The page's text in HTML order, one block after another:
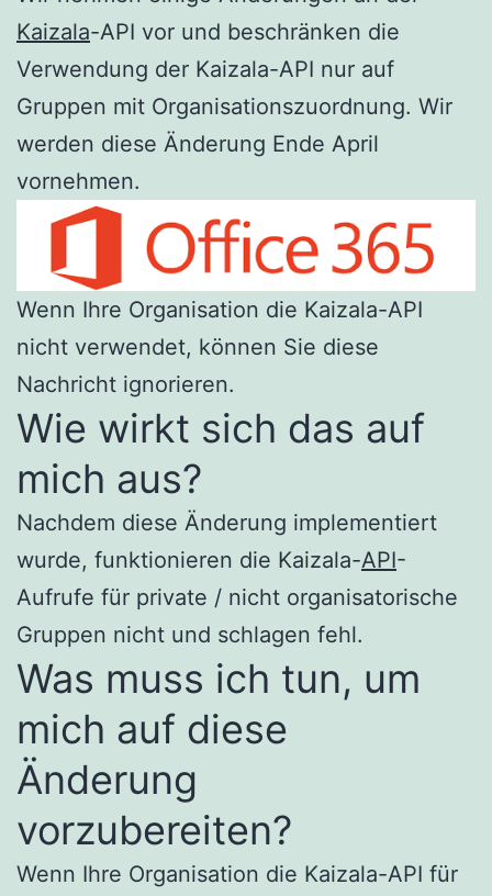
Kaizala-API vor und beschränken die
Verwendung der Kaizala-API nur auf
Gruppen mit Organisationszuordnung. Wir
werden diese Änderung Ende April
vornehmen.
Wenn Ihre Organisation die Kaizala-API
nicht verwendet, können Sie diese
Nachricht ignorieren.
Wie wirkt sich das auf
mich aus?
Nachdem diese Änderung implementiert
wurde, funktionieren die Kaizala-API-
Aufrufe für private / nicht organisatorische
Gruppen nicht und schlagen fehl.
Was muss ich tun, um
mich auf diese
Änderung
vorzubereiten?
Wenn Ihre Organisation die Kaizala-API für